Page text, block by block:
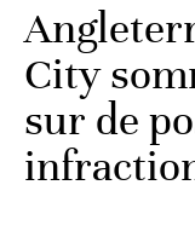
City
sur de